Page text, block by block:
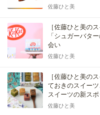
佐藤ひと美
［佐藤ひと美の
「シュガーバタ
会い
佐藤ひと美
［佐藤ひと美の
ておきのスイー
スイーツの新ス
佐藤ひと美